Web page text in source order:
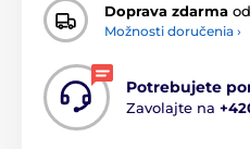
Doprava zdarma od
Možnosti doručenia ›
Potrebujete
Zavolajte na